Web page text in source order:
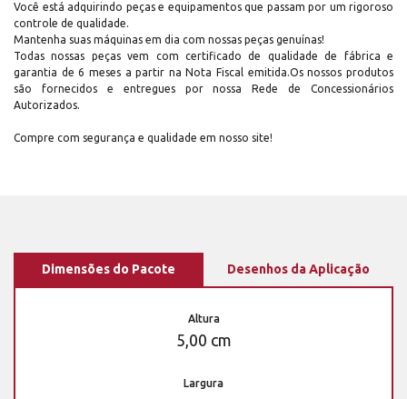
Você está adquirindo peças e equipamentos que passam por um rigoroso
controle de qualidade.
Mantenha suas máquinas em dia com nossas peças genuínas!
Todas nossas peças vem com certificado de qualidade de fábrica e
garantia de 6 meses a partir na Nota Fiscal emitida.Os nossos produtos
são fornecidos e entregues por nossa Rede de Concessionários
Autorizados.
Compre com segurança e qualidade em nosso site!
Dimensões do Pacote Desenhos da Aplicação
Altura
5,00 cm
Largura